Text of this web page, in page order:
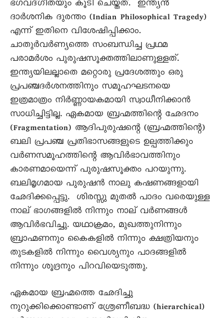
ഭഗവദ്ഗീതയും കൂടി ചെയ്തത്. ഇന്ത്യൻ
ദാർശനിക ദുരന്തം (Indian Philosophical Tragedy)
എന്ന് ഇതിനെ വിശേഷിപ്പിക്കാം.
ചാതുർവർണ്യത്തെ സംബന്ധിച്ച പ്രഥമ
പരാമർശം പുരുഷസൂക്തത്തിലാണുള്ളത്.
ഇന്ത്യയിലല്ലാതെ മറ്റൊരു പ്രദേശത്തും ഒരു
പ്രപഞ്ചദർശനത്തിനും സമൂഹഘടനയെ
ഇത്രമാത്രം നിർണ്ണായകമായി സ്വാധീനിക്കാൻ
സാധിച്ചിട്ടില്ല. ഏകമായ ബ്രഹ്മത്തിന്റെ ഛേദനം
(Fragmentation) ആദിപുരുഷന്റെ (ബ്രഹ്മത്തിന്റെ)
ബലി പ്രപഞ്ച പ്രതിഭാസങ്ങളുടെ ഉല്പത്തിക്കും
വർണസമൂഹത്തിന്റെ ആവിർഭാവത്തിനും
കാരണമായെന്ന് പുരുഷസൂക്തം പറയുന്നു.
ബലിമൃഗമായ പുരുഷൻ നാലു കഷണങ്ങളായി
ഛേദിക്കപ്പെട്ടു. ശിരസ്സു മുതൽ പാദം വരെയുള്ള
നാല് ഭാഗങ്ങളിൽ നിന്നും നാല് വർണങ്ങൾ
ആവിർഭവിച്ചു. യഥാക്രമം, മുഖത്തുനിന്നും
ബ്രാഹ്മണനും കൈകളിൽ നിന്നും ക്ഷത്രിയനും
തുടകളിൽ നിന്നും വൈശ്യനും പാദങ്ങളിൽ
നിന്നും ശൂദ്രനും പിറവിയെടുത്തു.
ഏകമായ ബ്രഹ്മത്തെ ഛേദിച്ചു
നുറുക്കിക്കൊണ്ടാണ് ശ്രേണീബദ്ധ (hierarchical)